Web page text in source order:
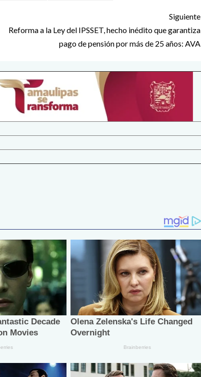
Siguiente
Reforma a la Ley del IPSSET, hecho inédito que garantiza
pago de pensión por más de 25 años: AVA